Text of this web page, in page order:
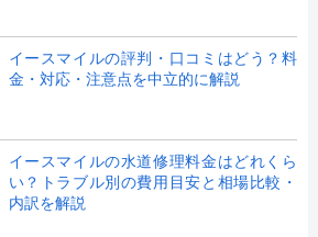
イースマイルの評判・口コミはどう？料
金・対応・注意点を中立的に解説
イースマイルの水道修理料金はどれくら
い？トラブル別の費用目安と相場比較・
内訳を解説